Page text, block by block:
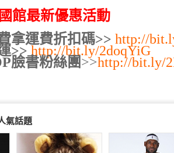
館最新優惠活動
拿運費折扣碼>> http://
>> http://bit.ly/2doqYiG
臉書粉絲團>>http://bit.ly/
氣話題